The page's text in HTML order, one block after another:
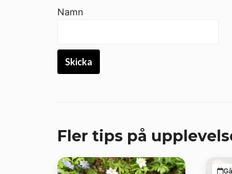
Namn
Fler tips på